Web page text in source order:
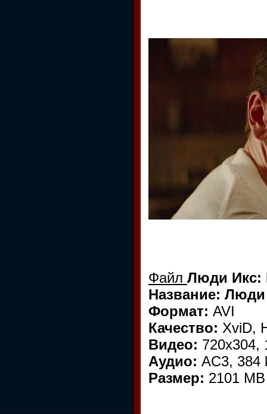
Файл Люди Икс:
Название: Люди
Формат: AVI
Качество: XviD,
Видео: 720x304,
Аудио: AC3, 384
Размер: 2101 MB